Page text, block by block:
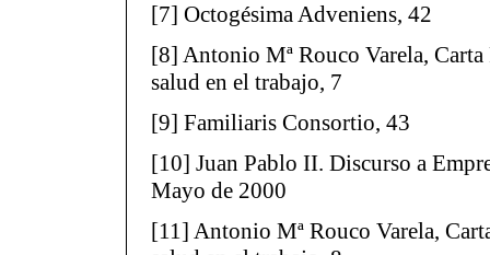
[7] Octogésima Adveniens, 42
[8] Antonio Mª Rouco Varela,
salud en el trabajo, 7
[9] Familiaris Consortio, 43
[10] Juan Pablo II. Discurso a
Mayo de 2000
[11] Antonio Mª Rouco Varela,